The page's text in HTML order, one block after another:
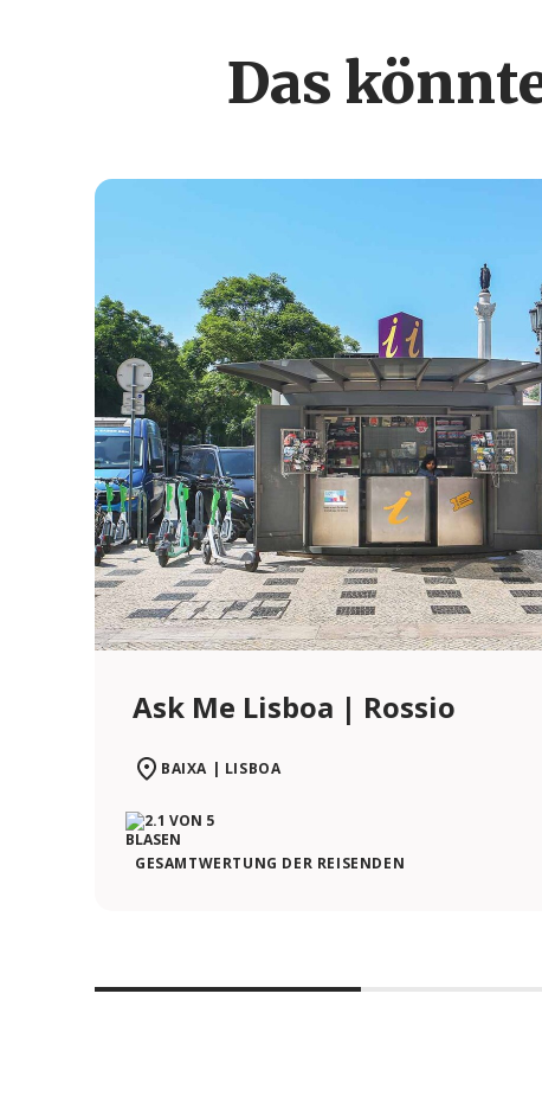
Das
Ask Me Lisboa | Rossio
BAIXA | LISBOA
GESAMTWERTUNG DER REISENDEN